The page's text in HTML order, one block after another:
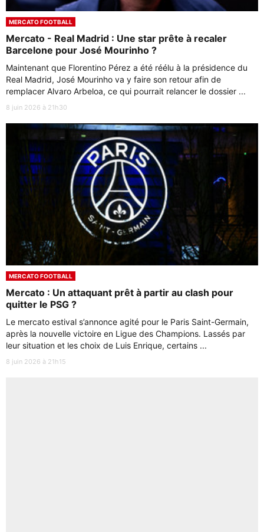
MERCATO FOOTBALL
Mercato - Real Madrid : Une star prête à recaler
Barcelone pour José Mourinho ?
Maintenant que Florentino Pérez a été réélu à la présidence du
Real Madrid, José Mourinho va y faire son retour afin de
remplacer Alvaro Arbeloa, ce qui pourrait relancer le dossier ...
8 juin 2026 à 21h30
MERCATO FOOTBALL
Mercato : Un attaquant prêt à partir au clash pour
quitter le PSG ?
Le mercato estival s’annonce agité pour le Paris Saint-Germain,
après la nouvelle victoire en Ligue des Champions. Lassés par
leur situation et les choix de Luis Enrique, certains ...
8 juin 2026 à 21h15